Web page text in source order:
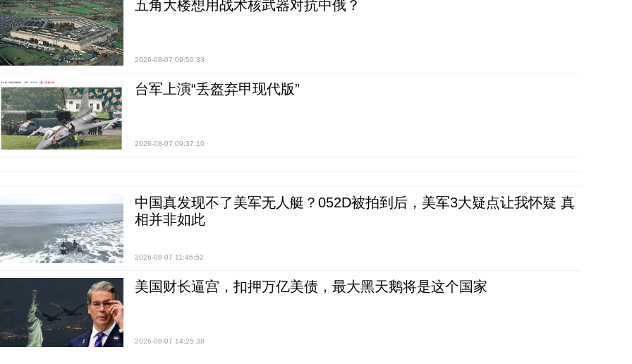
五角大楼想用战术核武器对抗中俄？
2026-08-07 09:50:33
台军上演“丢盔弃甲现代版”
2026-08-07 09:37:10
中国真发现不了美军无人艇？052D被拍到后，美军3大疑点让我怀疑 真
相并非如此
2026-08-07 11:46:52
美国财长逼宫，扣押万亿美债，最大黑天鹅将是这个国家
2026-08-07 14:25:38